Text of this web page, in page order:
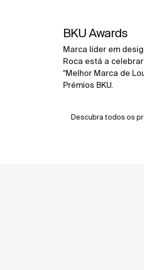
BKU Awards
Marca líder em
Roca está a
"Melhor Marca de
Prémios BKU.
Descubra todos os